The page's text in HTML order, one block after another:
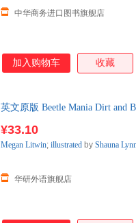
中华商务进口图书旗舰店
加入购物车 收藏
英文原版 Beetle Mania Dirt and
¥33.10
华研外语旗舰店
Megan Litwin; illustrated by Shauna